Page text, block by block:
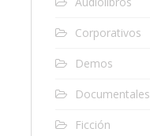
Corporativos
Demos
Documentales
Ficción